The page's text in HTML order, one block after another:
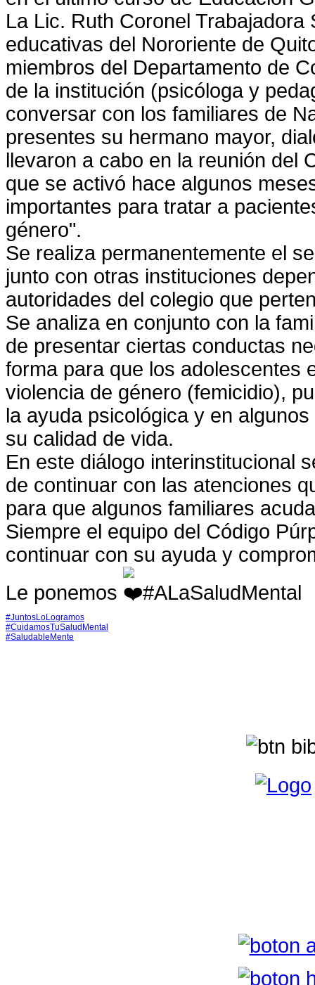
La Lic. Ruth Coronel
educativas del Nororiente de
miembros del Departamento de
de la institución (psicóloga y
conversar con los familiares de
presentes su hermano mayor,
llevaron a cabo en la reunión del
que se activó hace algunos
importantes para tratar a
género".
Se realiza permanentemente el
junto con otras instituciones
autoridades del colegio que
Se analiza en conjunto con la
de presentar ciertas conductas
forma para que los adolescentes
violencia de género (femicidio),
la ayuda psicológica y en
su calidad de vida.
En este diálogo interinstitucional
de continuar con las atenciones
para que algunos familiares
Siempre el equipo del Código
continuar con su ayuda y
Le ponemos
#ALaSaludMental
#JuntosLoLogramos
#CuidamosTuSaludMental
#SaludableMente